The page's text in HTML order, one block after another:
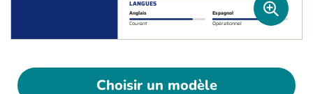
Choisir un modèle